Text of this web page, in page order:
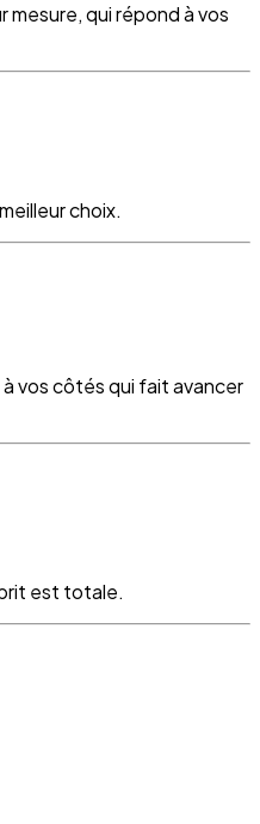
mesure, qui répond à vos
choix.
vos côtés qui fait avancer
est totale.